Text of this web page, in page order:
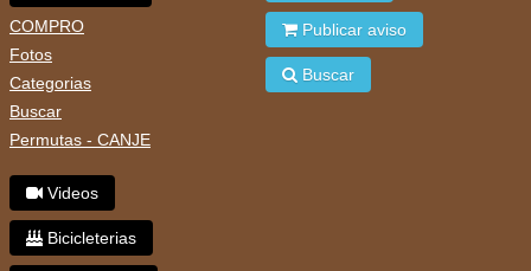
COMPRO
Fotos
Categorias
Buscar
Permutas - CANJE
Videos
Bicicleterias
Publicar aviso
Buscar